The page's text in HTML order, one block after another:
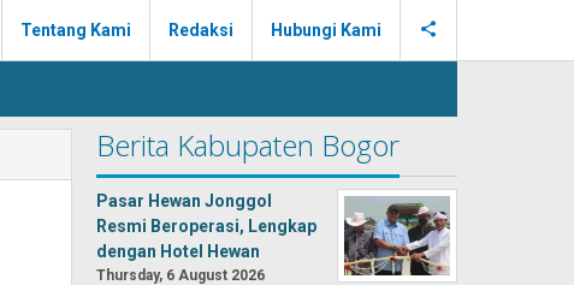
Tentang Kami Redaksi Hubungi Kami
Berita Kabupaten Bogor
Pasar Hewan Jonggol
Resmi Beroperasi, Lengkap
dengan Hotel Hewan
Thursday, 6 August 2026